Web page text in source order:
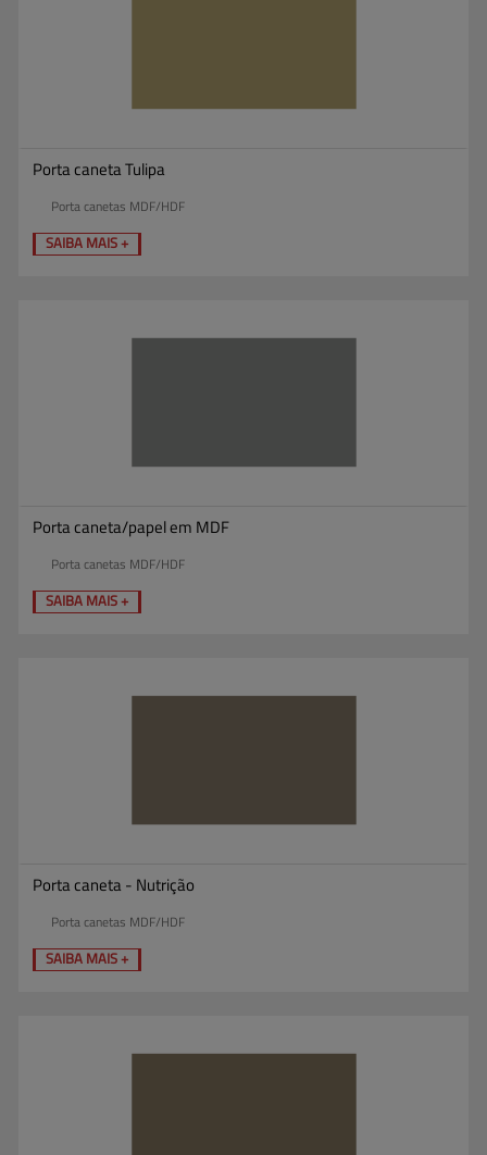
Porta caneta Tulipa
Porta canetas MDF/HDF
SAIBA MAIS +
Porta caneta/papel em MDF
Porta canetas MDF/HDF
SAIBA MAIS +
Porta caneta - Nutrição
Porta canetas MDF/HDF
SAIBA MAIS +